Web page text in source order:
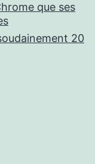
que ses
20